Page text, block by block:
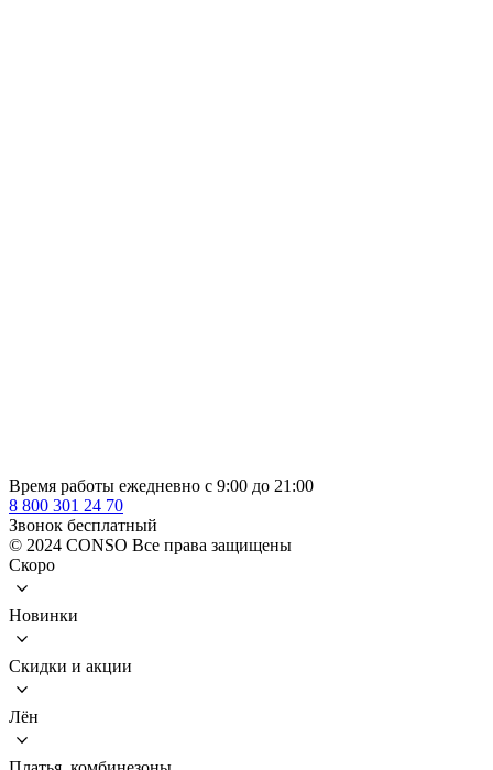
Время работы ежедневно с 9:00 до 21:00
8 800 301 24 70
Звонок бесплатный
© 2024 CONSO Все права защищены
Скоро
Новинки
Скидки и акции
Лён